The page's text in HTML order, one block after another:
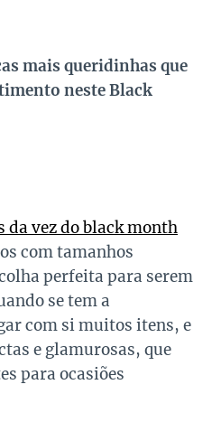
mais queridinhas que
neste Black
da vez do black month
com tamanhos
perfeita para serem
se tem a
com si muitos itens, e
e glamurosas, que
para ocasiões